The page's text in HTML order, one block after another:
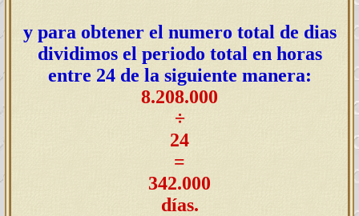
y para obtener el numero total de dias
dividimos el periodo total en horas
entre 24 de la siguiente manera:
8.208.000
÷
24
=
342.000
días.